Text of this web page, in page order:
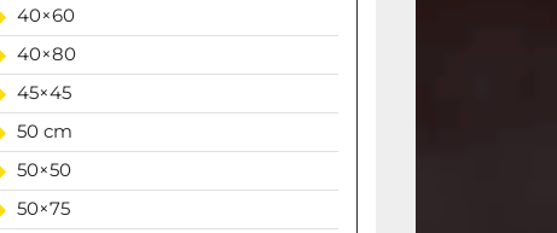
40×60
40×80
45×45
50 cm
50×50
50×75